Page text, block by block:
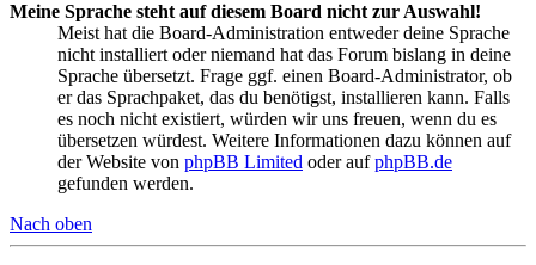
Meine Sprache steht auf diesem Board nicht zur Auswahl!
Meist hat die Board-Administration entweder deine Sprache
nicht installiert oder niemand hat das Forum bislang in deine
Sprache übersetzt. Frage ggf. einen Board-Administrator, ob
er das Sprachpaket, das du benötigst, installieren kann. Falls
es noch nicht existiert, würden wir uns freuen, wenn du es
übersetzen würdest. Weitere Informationen dazu können auf
der Website von phpBB Limited oder aufphpBB.de
gefunden werden.
Nach oben